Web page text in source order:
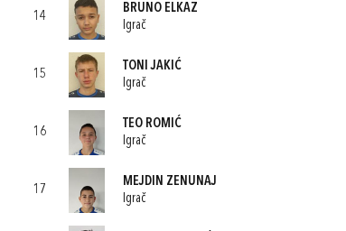
14
BRUNO ELKAZ
Igrač
15
TONI JAKIĆ
Igrač
16
TEO ROMIĆ
Igrač
17
MEJDIN ZENUNAJ
Igrač